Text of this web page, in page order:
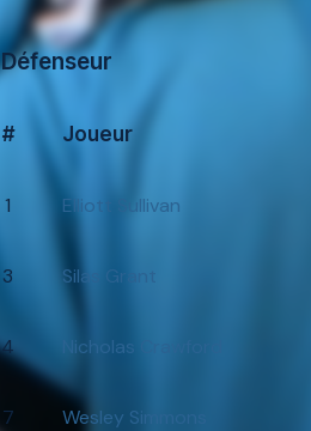
Défenseur
# Joueur
1 Elliott Sullivan
3 Silas Grant
4 Nicholas Crawford
7 Wesley Simmons